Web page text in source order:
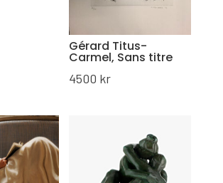
Gérard Titus-
Carmel, Sans titre
4500 kr